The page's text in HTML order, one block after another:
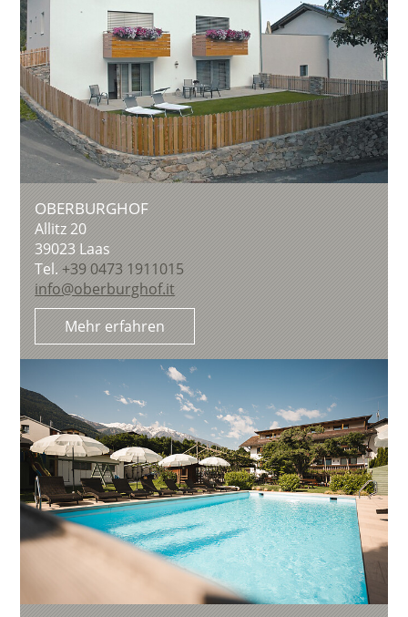
OBERBURGHOF
Allitz 20
39023 Laas
Tel.+39 0473 1911015
info@oberburghof.it
Mehr erfahren